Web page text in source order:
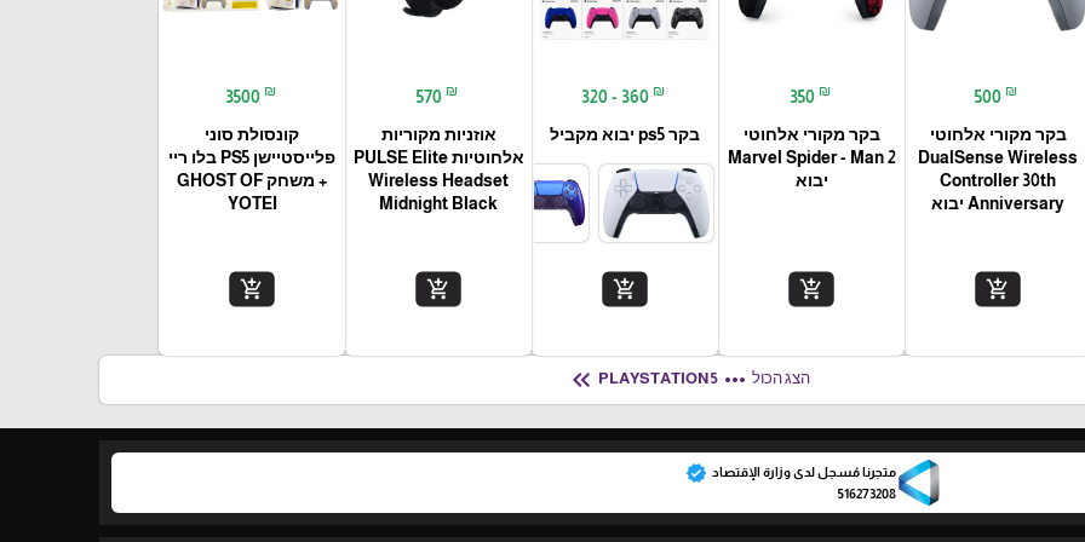
500 ₪
בקר מקורי אלחוטי
DualSense Wireless
Controller 30th
Anniversary יבוא
add_shopping_cart
350 ₪
בקר מקורי אלחוטי
Marvel Spider - Man 2
יבוא
add_shopping_cart
320 - 360 ₪
בקר ps5 יבוא מקביל
add_shopping_cart
570 ₪
אוזניות מקוריות
אלחוטיות PULSE Elite
Wireless Headset
Midnight Black
add_shopping_cart
3500 ₪
קונסולת סוני
פלייסטיישן PS5 בלו ריי
+ משחק GHOST OF
YOTEI
add_shopping_cart
הצג הכול more_horiz
keyboard_double_arrow_left
متجرنا مُسجل لدى وزارة الإقتصاد verified
516273208